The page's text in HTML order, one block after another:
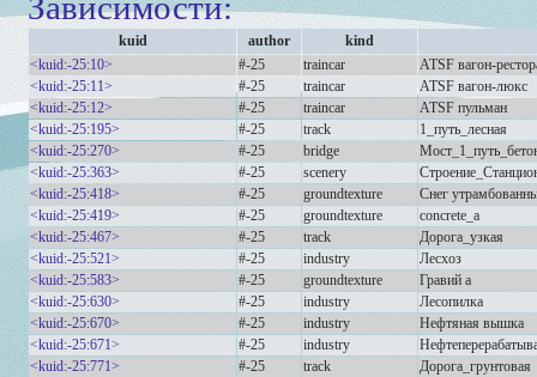
kuid author
kind
<kuid:-25:10>
#-25 traincar
ATSF вагон-
<kuid:-25:11>
#-25 traincar
ATSF вагон-люкс
<kuid:-25:12>
#-25 traincar
ATSF пульман
<kuid:-25:195>
#-25 track
1_путь_лесная
<kuid:-25:270>
#-25 bridge
<kuid:-25:363>
#-25 scenery
<kuid:-25:418>
#-25 groundtexture
Снег
<kuid:-25:419>
#-25 groundtexture
concrete_a
<kuid:-25:467>
#-25 track
Дорога_узкая
<kuid:-25:521>
#-25 industry
Лесхоз
<kuid:-25:583>
#-25 groundtexture
Гравий а
<kuid:-25:630>
#-25 industry
Лесопилка
<kuid:-25:670>
#-25 industry
Нефтяная вышка
<kuid:-25:671>
#-25 industry
<kuid:-25:771>
#-25 track
Дорога_грунтовая